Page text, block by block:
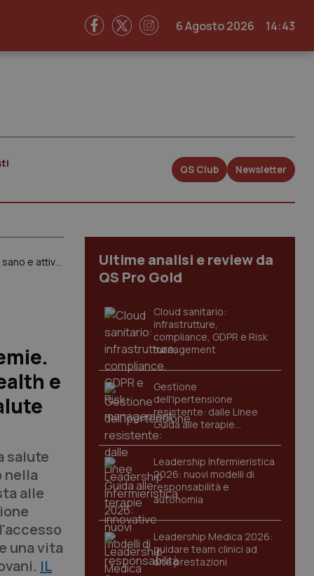
6 Agosto 2026 14:43
QS Club Newsletter
Rafforzare la prevenzione e la preparazione e risposta alle pandemie. Promuovere un invecchiamento sano e attivo. Approccio One Health e lotta alla resistenza antimicrobica. Il documento finale del G7 Salute
e
salute
nella
alle
una vita
IL
Ultime analisi e review da
QS Pro Gold
Cloud sanitario:
infrastrutture,
compliance, GDPR e Risk
management
Gestione
dell'Ipertensione
resistente: dalle Linee
Guida alle terapie
innovative
Leadership Infermieristica
2026: nuovi modelli di
responsabilità e
autonomia
Leadership Medica 2026:
guidare team clinici ad
alte prestazioni